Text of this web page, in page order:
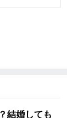
結婚しても